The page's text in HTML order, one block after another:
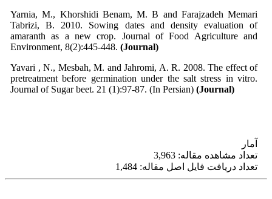
Yarnia, M., Khorshidi Benam, M. B and Farajzadeh Memari
Tabrizi, B. 2010. Sowing dates and density evaluation of
amaranth as a new crop. Journal of Food Agriculture and
Environment, 8(2):445-448. (Journal)
Yavari , N., Mesbah, M. and Jahromi, A. R. 2008. The effect of
pretreatment before germination under the salt stress in vitro.
Journal of Sugar beet. 21 (1):97-87. (In Persian) (Journal)
آمار
تعداد مشاهده مقاله: 3,963
تعداد دریافت فایل اصل مقاله: 1,484